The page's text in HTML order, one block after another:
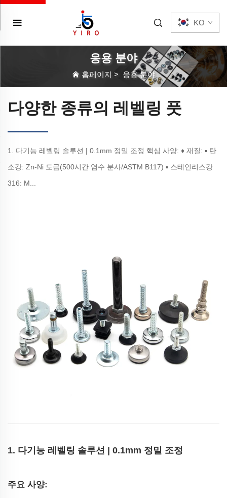
KO
응용 분야
홈페이지 > 응용 분야
다양한 종류의 레벨링 풋
1. 다기능 레벨링 솔루션 | 0.1mm 정밀 조정 핵심 사양: ♦ 재질: ▪ 탄
소강: Zn-Ni 도금(500시간 염수 분사/ASTM B117) ▪ 스테인리스강
316: M...
‌1. 다기능 레벨링 솔루션 | 0.1mm 정밀 조정‌
‌주요 사양‌: